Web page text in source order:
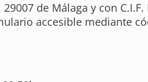
de Málaga y con
accesible mediante